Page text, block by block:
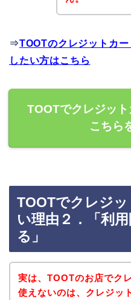
⇒TOOTのクレジットカ
したい方はこちら
TOOTでクレジッ
こちら
TOOTでクレジ
い理由２．「利
る」
実は、TOOTのお店でク
使えないのは、クレジッ